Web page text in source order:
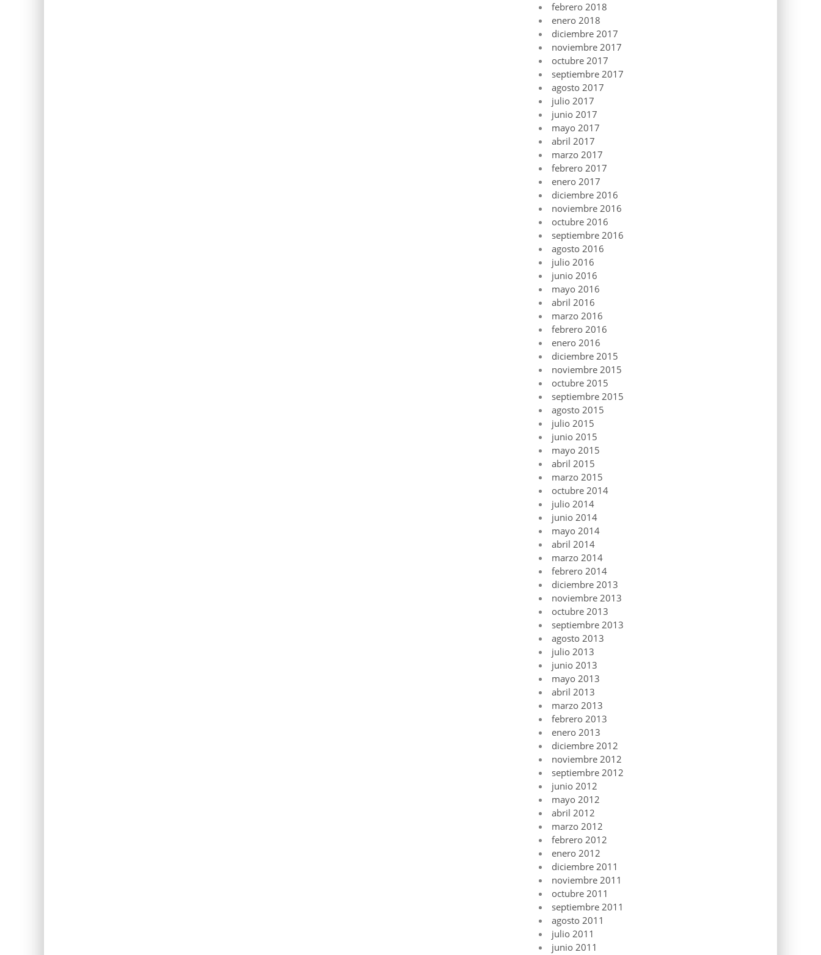
febrero 2018
enero 2018
diciembre 2017
noviembre 2017
octubre 2017
septiembre 2017
agosto 2017
julio 2017
junio 2017
mayo 2017
abril 2017
marzo 2017
febrero 2017
enero 2017
diciembre 2016
noviembre 2016
octubre 2016
septiembre 2016
agosto 2016
julio 2016
junio 2016
mayo 2016
abril 2016
marzo 2016
febrero 2016
enero 2016
diciembre 2015
noviembre 2015
octubre 2015
septiembre 2015
agosto 2015
julio 2015
junio 2015
mayo 2015
abril 2015
marzo 2015
octubre 2014
julio 2014
junio 2014
mayo 2014
abril 2014
marzo 2014
febrero 2014
diciembre 2013
noviembre 2013
octubre 2013
septiembre 2013
agosto 2013
julio 2013
junio 2013
mayo 2013
abril 2013
marzo 2013
febrero 2013
enero 2013
diciembre 2012
noviembre 2012
septiembre 2012
junio 2012
mayo 2012
abril 2012
marzo 2012
febrero 2012
enero 2012
diciembre 2011
noviembre 2011
octubre 2011
septiembre 2011
agosto 2011
julio 2011
junio 2011